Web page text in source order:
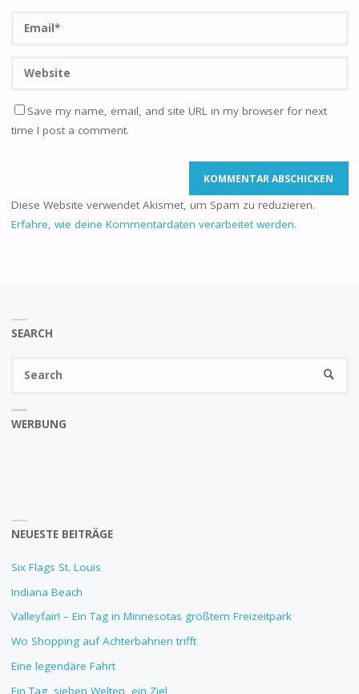
Save my name, email, and site URL in my browser for next
time I post a comment.
Diese Website verwendet Akismet, um Spam zu reduzieren.
Erfahre, wie deine Kommentardaten verarbeitet werden.
SEARCH
WERBUNG
NEUESTE BEITRÄGE
Six Flags St. Louis
Indiana Beach
Valleyfair! – Ein Tag in Minnesotas größtem Freizeitpark
Wo Shopping auf Achterbahnen trifft
Eine legendäre Fahrt
Ein Tag, sieben Welten, ein Ziel